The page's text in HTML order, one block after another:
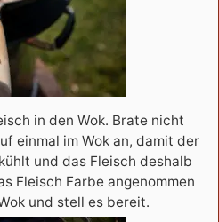
in den Wok. Brate nicht
einmal im Wok an, damit der
und das Fleisch deshalb
Fleisch Farbe angenommen
und stell es bereit.